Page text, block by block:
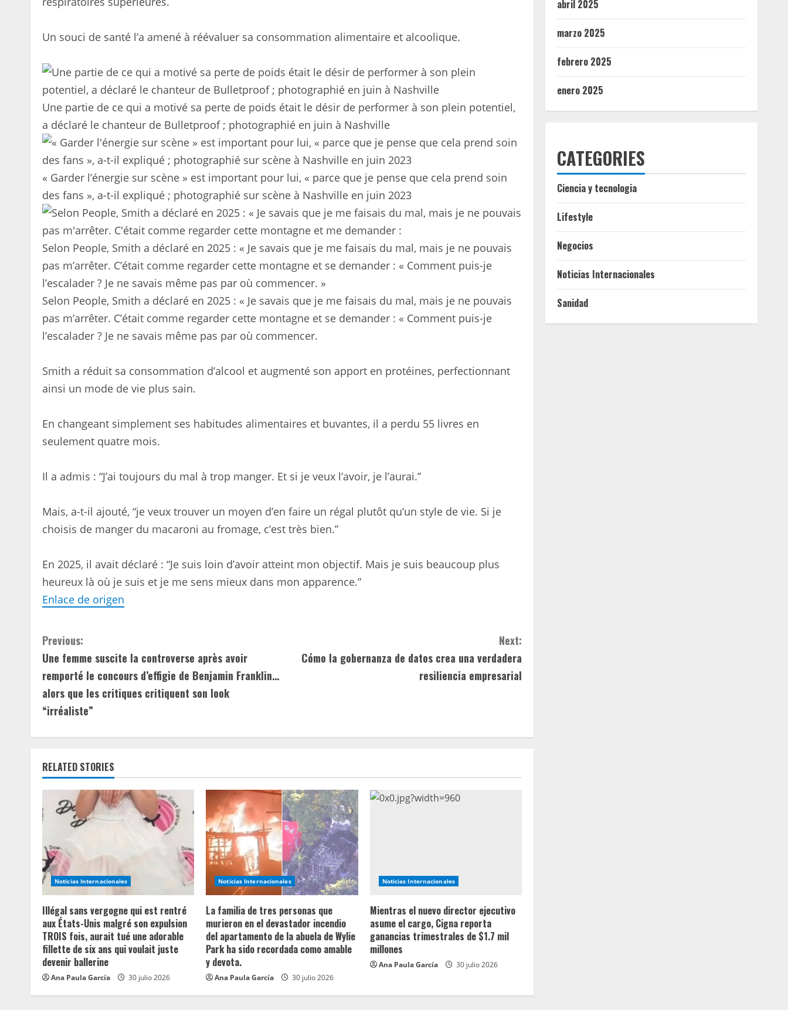
Un souci de santé l’a amené à réévaluer sa consommation alimentaire et alcoolique.
Une partie de ce qui a motivé sa perte de poids était le désir de performer à son plein potentiel,
a déclaré le chanteur de Bulletproof ; photographié en juin à Nashville
« Garder l’énergie sur scène » est important pour lui, « parce que je pense que cela prend soin
des fans », a-t-il expliqué ; photographié sur scène à Nashville en juin 2023
Selon People, Smith a déclaré en 2025 : « Je savais que je me faisais du mal, mais je ne pouvais
pas m’arrêter. C’était comme regarder cette montagne et se demander : « Comment puis-je
l’escalader ? Je ne savais même pas par où commencer. »
Selon People, Smith a déclaré en 2025 : « Je savais que je me faisais du mal, mais je ne pouvais
pas m’arrêter. C’était comme regarder cette montagne et se demander : « Comment puis-je
l’escalader ? Je ne savais même pas par où commencer.
Smith a réduit sa consommation d’alcool et augmenté son apport en protéines, perfectionnant
ainsi un mode de vie plus sain.
En changeant simplement ses habitudes alimentaires et buvantes, il a perdu 55 livres en
seulement quatre mois.
Il a admis : “J’ai toujours du mal à trop manger. Et si je veux l’avoir, je l’aurai.”
Mais, a-t-il ajouté, “je veux trouver un moyen d’en faire un régal plutôt qu’un style de vie. Si je
choisis de manger du macaroni au fromage, c’est très bien.”
En 2025, il avait déclaré : “Je suis loin d’avoir atteint mon objectif. Mais je suis beaucoup plus
heureux là où je suis et je me sens mieux dans mon apparence.”
Enlace de origen
C
o
n
t
i
n
u
e
R
e
a
d
i
n
g
Previous:
Une femme suscite la controverse après avoir
remporté le concours d’effigie de Benjamin Franklin…
alors que les critiques critiquent son look
“irréaliste”
Next:
Cómo la gobernanza de datos crea una verdadera
resiliencia empresarial
RELATED STORIES
Noticias Internacionales
Illégal sans vergogne qui est rentré
aux États-Unis malgré son expulsion
TROIS fois, aurait tué une adorable
fillette de six ans qui voulait juste
devenir ballerine
Ana Paula García 30 julio 2026
Noticias Internacionales
La familia de tres personas que
murieron en el devastador incendio
del apartamento de la abuela de Wylie
Park ha sido recordada como amable
y devota.
Ana Paula García 30 julio 2026
Noticias Internacionales
Mientras el nuevo director ejecutivo
asume el cargo, Cigna reporta
ganancias trimestrales de $1.7 mil
millones
Ana Paula García 30 julio 2026
abril 2025
marzo 2025
febrero 2025
enero 2025
CATEGORIES
Ciencia y tecnologia
Lifestyle
Negocios
Noticias Internacionales
Sanidad